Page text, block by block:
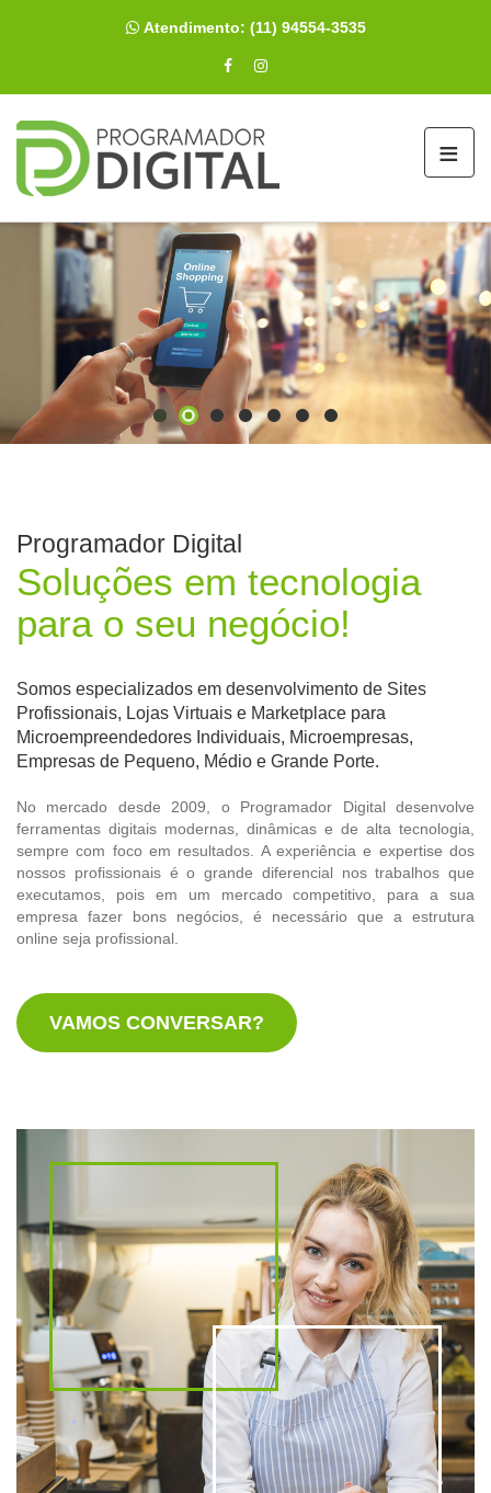
Atendimento: (11) 94554-3535
≡
Programador Digital
Soluções em tecnologia
para o seu negócio!
Somos especializados em desenvolvimento de Sites
Profissionais, Lojas Virtuais e Marketplace para
Microempreendedores Individuais, Microempresas,
Empresas de Pequeno, Médio e Grande Porte.
No mercado desde 2009, o Programador Digital desenvolve
ferramentas digitais modernas, dinâmicas e de alta tecnologia,
sempre com foco em resultados. A experiência e expertise dos
nossos profissionais é o grande diferencial nos trabalhos que
executamos, pois em um mercado competitivo, para a sua
empresa fazer bons negócios, é necessário que a estrutura
online seja profissional.
VAMOS CONVERSAR?